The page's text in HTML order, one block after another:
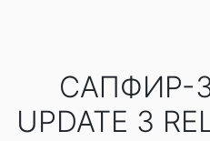
САПФИР-
UPDATE 3